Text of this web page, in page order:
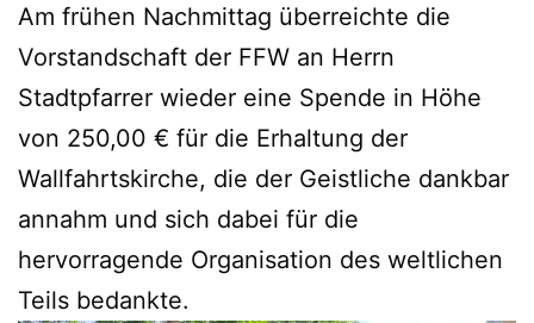
Am frühen Nachmittag überreichte die
Vorstandschaft der FFW an Herrn
Stadtpfarrer wieder eine Spende in Höhe
von 250,00 € für die Erhaltung der
Wallfahrtskirche, die der Geistliche dankbar
annahm und sich dabei für die
hervorragende Organisation des weltlichen
Teils bedankte.